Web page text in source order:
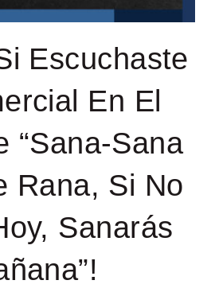
Escuchaste
En El
“Sana-Sana
Rana, Si No
Sanarás